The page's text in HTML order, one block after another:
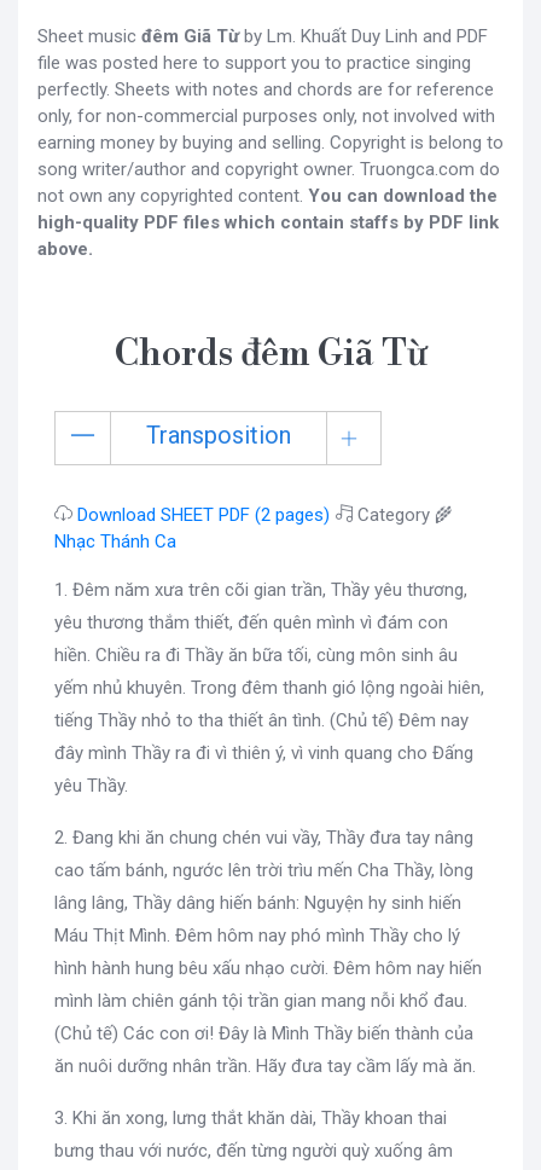
Sheet music đêm Giã Từby Lm. Khuất Duy Linh and PDF
file was posted here to support you to practice singing
perfectly. Sheets with notes and chords are for reference
only, for non-commercial purposes only, not involved with
earning money by buying and selling. Copyright is belong to
song writer/author and copyright owner. Truongca.com do
not own any copyrighted content. You can download the
high-quality PDF files which contain staffs by PDF link
above.
Chords đêm Giã Từ
Transposition
Download SHEET PDF (2 pages)
Category 🌾
Nhạc Thánh Ca
1. Đêm năm xưa trên cõi gian trần, Thầy yêu thương,
yêu thương thắm thiết, đến quên mình vì đám con
hiền. Chiều ra đi Thầy ăn bữa tối, cùng môn sinh âu
yếm nhủ khuyên. Trong đêm thanh gió lộng ngoài hiên,
tiếng Thầy nhỏ to tha thiết ân tình. (Chủ tế) Đêm nay
đây mình Thầy ra đi vì thiên ý, vì vinh quang cho Đấng
yêu Thầy.
2. Đang khi ăn chung chén vui vầy, Thầy đưa tay nâng
cao tấm bánh, ngước lên trời trìu mến Cha Thầy, lòng
lâng lâng, Thầy dâng hiến bánh: Nguyện hy sinh hiến
Máu Thịt Mình. Đêm hôm nay phó mình Thầy cho lý
hình hành hung bêu xấu nhạo cười. Đêm hôm nay hiến
mình làm chiên gánh tội trần gian mang nỗi khổ đau.
(Chủ tế) Các con ơi! Đây là Mình Thầy biến thành của
ăn nuôi dưỡng nhân trần. Hãy đưa tay cầm lấy mà ăn.
3. Khi ăn xong, lưng thắt khăn dài, Thầy khoan thai
bưng thau với nước, đến từng người quỳ xuống âm